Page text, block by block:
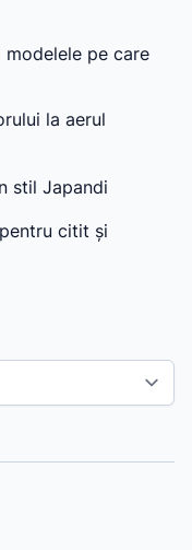
pe care
la aerul
stil Japandi
citit și